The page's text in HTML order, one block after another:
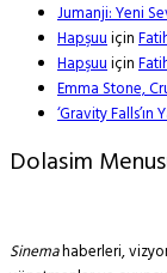
Jumanji: Yeni
Hapşuuiçin
Hapşuuiçin
Emma Stone,
‘Gravity Falls’ın
Dolasim
Sinemahaberleri,